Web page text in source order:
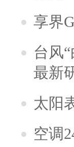
享界
台风
最新
太阳
空调